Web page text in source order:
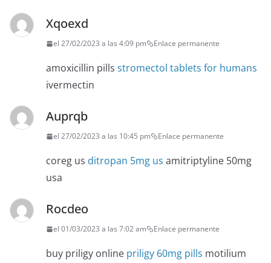
Xqoexd
el 27/02/2023 a las 4:09 pm Enlace permanente
amoxicillin pills stromectol tablets for humans
ivermectin
Auprqb
el 27/02/2023 a las 10:45 pm Enlace permanente
coreg us ditropan 5mg us amitriptyline 50mg
usa
Rocdeo
el 01/03/2023 a las 7:02 am Enlace permanente
buy priligy online priligy 60mg pills motilium